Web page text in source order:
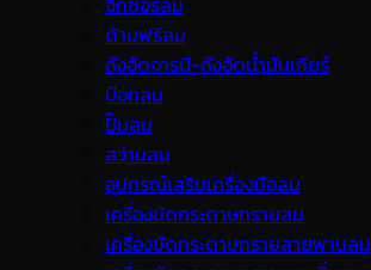
ด้ามฟรีลม
ถังอัดจารบี-ถังอัดน้ำมันเกียร์
บ๊อกลม
ปั๊มลม
สว่านลม
อุปกรณ์เสริมเครื่องมือลม
เครื่องขัดกระดาษทรายลม
เครื่องขัดกระดาษทรายสายพานลม